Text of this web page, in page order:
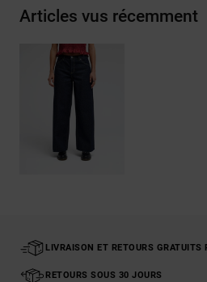
Articles vus récemment
LIVRAISON ET RETOURS GRATUITS
RETOURS SOUS 30 JOURS